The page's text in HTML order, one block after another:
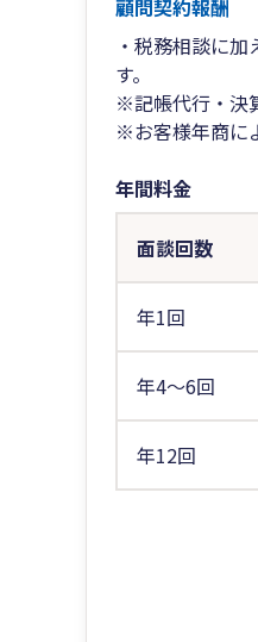
顧問契約報酬
・税務相談に
す。
※記帳代行・決
※お客様年商に
年間料金
面談回数
年1回
年4～6回
年12回